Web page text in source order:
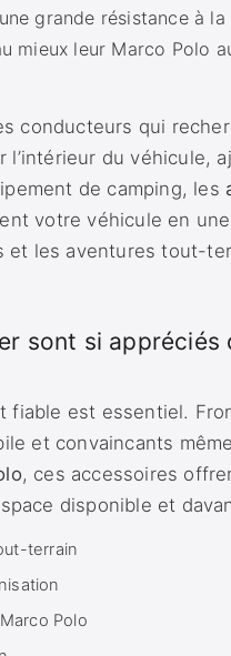
grande résistance à
mieux leur Marco Polo
conducteurs qui
du véhicule,
de camping, les
votre véhicule en
et les aventures tout-
sont si
fiable est essentiel.
et convaincants
, ces accessoires
disponible et
terrain
Polo